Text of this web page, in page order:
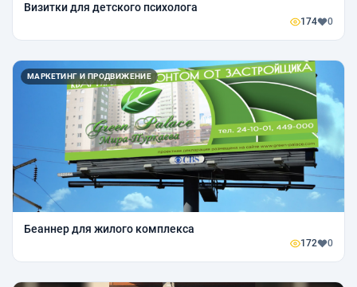
Визитки для детского психолога
174 0
МАРКЕТИНГ И ПРОДВИЖЕНИЕ
Беаннер для жилого комплекса
172 0